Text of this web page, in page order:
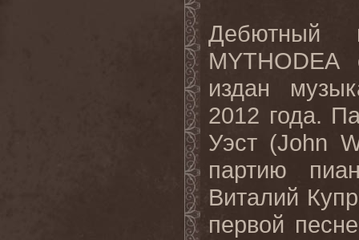
Дебютный
MYTHODEA
издан
2012 года.
Уэст (John
партию
Виталий
первой